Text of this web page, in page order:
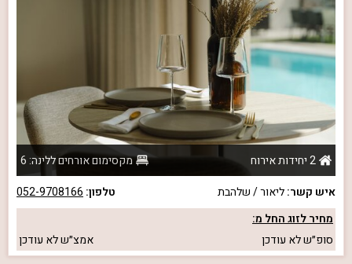
2 יחידות אירוח
מקסימום אורחים ללינה: 6
איש קשר:ליאור / שלהבת טלפון: 052-9708166
מחיר לזוג החל מ:
סופ״שלא עודכן אמצ״שלא עודכן